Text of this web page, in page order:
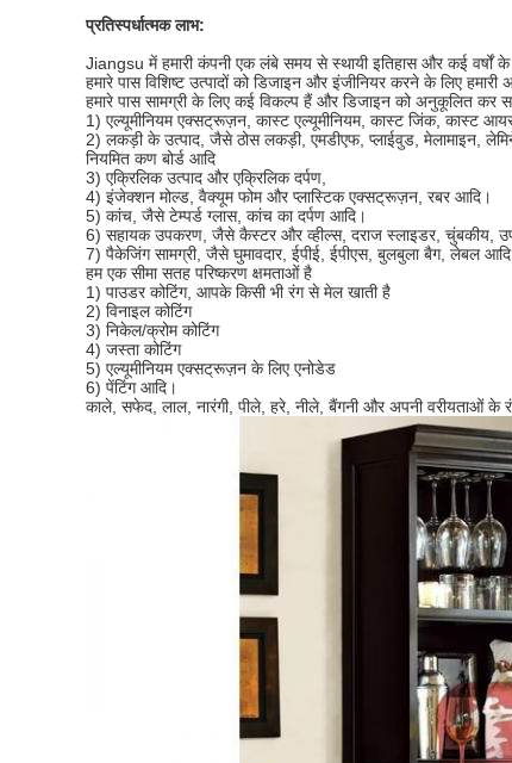
प्रतिस्पर्धात्मक लाभ:
Jiangsu में हमारी कंपनी एक लंबे समय से स्थायी इतिहास और कई वर्षों के
हमारे पास विशिष्ट उत्पादों को डिजाइन और इंजीनियर करने के लिए
हमारे पास सामग्री के लिए कई विकल्प हैं और डिजाइन को अनुकूलित कर
1) एल्यूमीनियम एक्सट्रूज़न, कास्ट एल्यूमीनियम, कास्ट जिंक, कास्ट
2) लकड़ी के उत्पाद, जैसे ठोस लकड़ी, एमडीएफ, प्लाईवुड, मेलामाइन,
नियमित कण बोर्ड आदि
3) एक्रिलिक उत्पाद और एक्रिलिक दर्पण,
4) इंजेक्शन मोल्ड, वैक्यूम फोम और प्लास्टिक एक्सट्रूज़न, रबर आदि।
5) कांच, जैसे टेम्पर्ड ग्लास, कांच का दर्पण आदि।
6) सहायक उपकरण, जैसे कैस्टर और व्हील्स, दराज स्लाइडर, चुंबकीय,
7) पैकेजिंग सामग्री, जैसे घुमावदार, ईपीई, ईपीएस, बुलबुला बैग, लेबल
हम एक सीमा सतह परिष्करण क्षमताओं है
1) पाउडर कोटिंग, आपके किसी भी रंग से मेल खाती है
2) विनाइल कोटिंग
3) निकेल/क्रोम कोटिंग
4) जस्ता कोटिंग
5) एल्यूमीनियम एक्सट्रूज़न के लिए एनोडेड
6) पेंटिंग आदि।
काले, सफेद, लाल, नारंगी, पीले, हरे, नीले, बैंगनी और अपनी वरीयताओं